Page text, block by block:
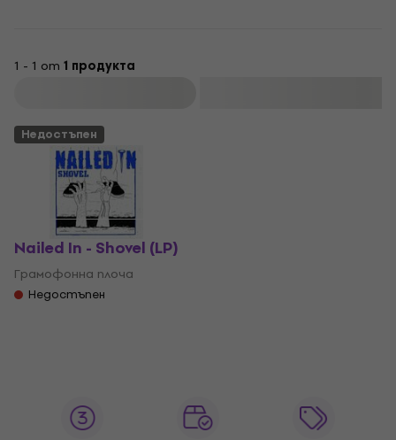
1 - 1 от 1 продукта
Недостъпен
Nailed In - Shovel (LP)
Грамофонна плоча
Недостъпен